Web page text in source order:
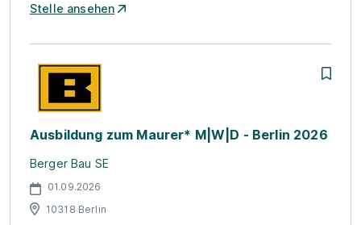
Stelle ansehen
Ausbildung zum Maurer* M|W|D - Berlin 2026
Berger Bau SE
01.09.2026
10318 Berlin